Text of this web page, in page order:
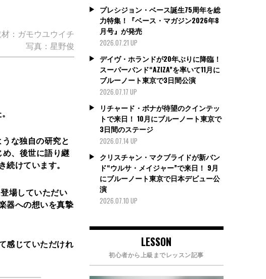
：ガモウユウイチ
写真：星野俊
な独自の研究と
め、後世に語り継
けています。
場していただい
器への想いを真摯
感じていただけれ
プレシジョン・ベース誕生75周年を総
力特集！『ベース・マガジン2026年8
月号』が発売
2026.07.21 UP
デイヴ・ホランドが20年ぶりに降臨！
スーパーバンド“AZIZA”を率いて11月に
ブルーノート東京で3日間公演
2026.07.17 UP
リチャード・ボナが待望のクインテッ
トで来日！ 10月にブルーノート東京で
3日間のステージ
2026.07.14 UP
クリスチャン・マクブライドが新バン
ド“ウルサ・メイジャー”で来日！ 9月
にブルーノート東京で日本デビュー公
演
2026.07.10 UP
LESSON
初心者から上級までレッスン記事